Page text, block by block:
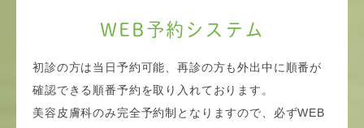
WEB予約システム
初診の方は当日予約可能、再診の方も外出中に順番が
確認できる順番予約を取り入れております。
美容皮膚科のみ完全予約制となりますので、必ずWEB